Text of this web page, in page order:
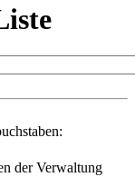
der Verwaltung